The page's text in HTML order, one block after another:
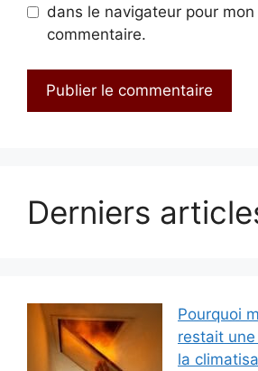
dans le navigateur pour mon
commentaire.
Derniers
Pourquoi
restait
la